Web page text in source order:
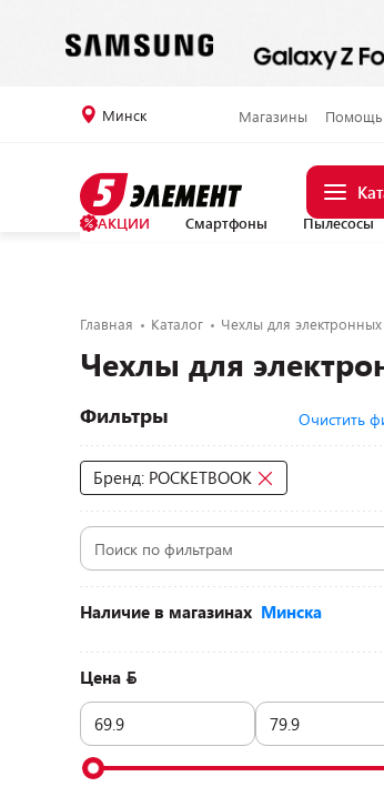
Минск Магазины Помощь
АКЦИИ Смартфоны Пылесосы
Главная Каталог Чехлы для
Чехлы для
Фильтры Очистить
Бренд: POCKETBOOK
Наличие в магазинах Минска
ул. Горецкого, 2 (ТЦ «Гиппо», 1 этаж)
ул. Денисовская, 8 (ТЦ «Корона-
этаж)
ул. Притыцкого, 156 (ТЦ «GreenCity»,
этаж)
Цена